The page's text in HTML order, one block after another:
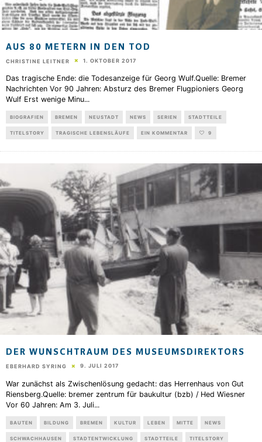
AUS 80 METERN IN DEN TOD
CHRISTINE LEITNER 1. OKTOBER 2017
Das tragische Ende: die Todesanzeige für Georg Wulf.Quelle: Bremer
Nachrichten Vor 90 Jahren: Absturz des Bremer Flugpioniers Georg
Wulf Erst wenige Minu...
BIOGRAFIEN BREMEN NEUSTADT NEWS SERIEN STADTTEILE
TITELSTORY TRAGISCHE LEBENSLÄUFE EIN KOMMENTAR 9
DER WUNSCHTRAUM DES MUSEUMSDIREKTORS
EBERHARD SYRING 9. JULI 2017
War zunächst als Zwischenlösung gedacht: das Herrenhaus von Gut
Riensberg.Quelle: bremer zentrum für baukultur (bzb) / Hed Wiesner
Vor 60 Jahren: Am 3. Juli...
BAUTEN BILDUNG BREMEN KULTUR LEBEN MITTE NEWS
SCHWACHHAUSEN STADTENTWICKLUNG STADTTEILE TITELSTORY